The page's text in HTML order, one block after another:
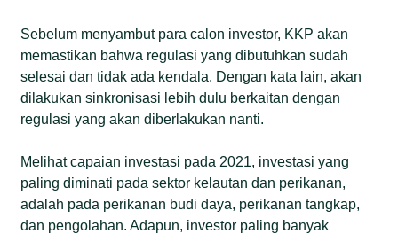
Sebelum menyambut para calon investor, KKP akan
memastikan bahwa regulasi yang dibutuhkan sudah
selesai dan tidak ada kendala. Dengan kata lain, akan
dilakukan sinkronisasi lebih dulu berkaitan dengan
regulasi yang akan diberlakukan nanti.
Melihat capaian investasi pada 2021, investasi yang
paling diminati pada sektor kelautan dan perikanan,
adalah pada perikanan budi daya, perikanan tangkap,
dan pengolahan. Adapun, investor paling banyak